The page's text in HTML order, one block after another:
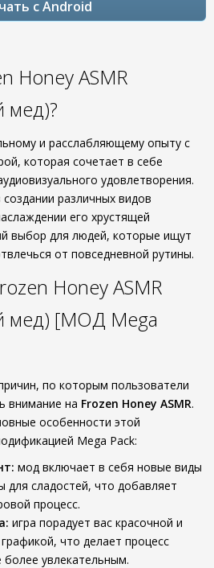
с Android
Honey ASMR
мед)?
и расслабляющему опыту с
которая сочетает в себе
удовлетворения.
различных видов
его хрустящей
выбор для людей, которые ищут
от повседневной рутины.
Honey ASMR
мед) [МОД Mega
по которым пользователи
внимание на Frozen Honey ASMR.
особенности этой
Mega Pack:
мод включает в себя новые виды
для сладостей, что добавляет
процесс.
игра порадует вас красочной и
что делает процесс
увлекательным.